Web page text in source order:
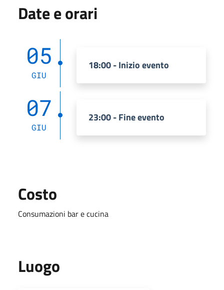
Date e orari
05
GIU
18:00 - Inizio evento
07
GIU
23:00 - Fine evento
Costo
Consumazioni bar e cucina
Luogo